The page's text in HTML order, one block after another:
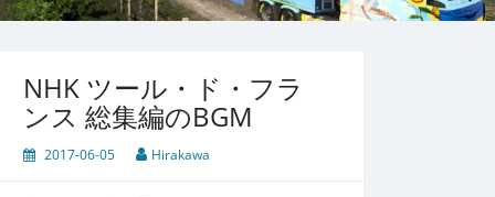
NHK ツール・ド・フラ
ンス 総集編のBGM
2017-06-05 Hirakawa